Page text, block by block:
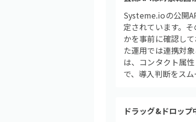
Systeme.ioの公開
定されています。
かを事前に確認し
た運用では連携対
は、コンタクト属
で、導入判断をスム
ドラッグ&ドロッ